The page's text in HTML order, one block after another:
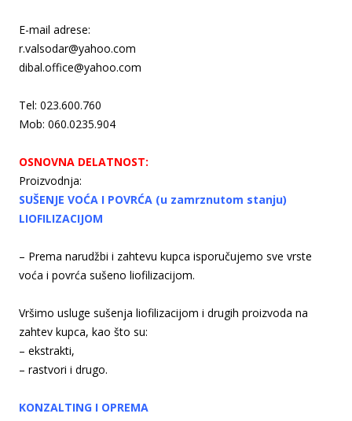
E-mail adrese:
r.valsodar@yahoo.com
dibal.office@yahoo.com
Tel: 023.600.760
Mob: 060.0235.904
OSNOVNA DELATNOST:
Proizvodnja:
SUŠENJE VOĆA I POVRĆA (u zamrznutom stanju)
LIOFILIZACIJOM
– Prema narudžbi i zahtevu kupca isporučujemo sve vrste
voća i povrća sušeno liofilizacijom.
Vršimo usluge sušenja liofilizacijom i drugih proizvoda na
zahtev kupca, kao što su:
– ekstrakti,
– rastvori i drugo.
KONZALTING I OPREMA